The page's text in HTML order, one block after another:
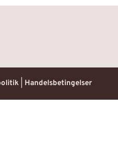
Handelsbetingelser